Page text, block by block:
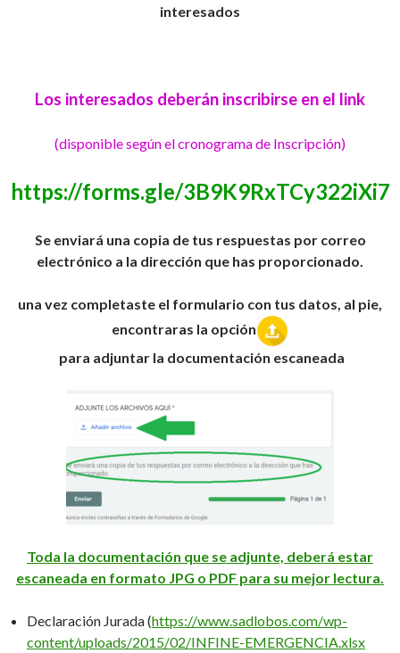
interesados
Los interesados deberán inscribirse en el link
(disponible según el cronograma de Inscripción)
https://forms.gle/3B9K9RxTCy322iXi7
Se enviará una copia de tus respuestas por correo
electrónico a la dirección que has proporcionado.
una vez completaste el formulario con tus datos, al pie,
encontraras la opción
para adjuntarla documentación escaneada
Toda la documentación que se adjunte, deberá estar
escaneada en formato JPG o PDF para su mejor lectura.
Declaración Jurada (https://www.sadlobos.com/wp-
content/uploads/2015/02/INFINE-EMERGENCIA.xlsx